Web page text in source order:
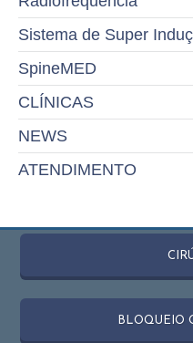
Sistema de Super
SpineMED
CLÍNICAS
NEWS
ATENDIMENTO
BLOQUEIO